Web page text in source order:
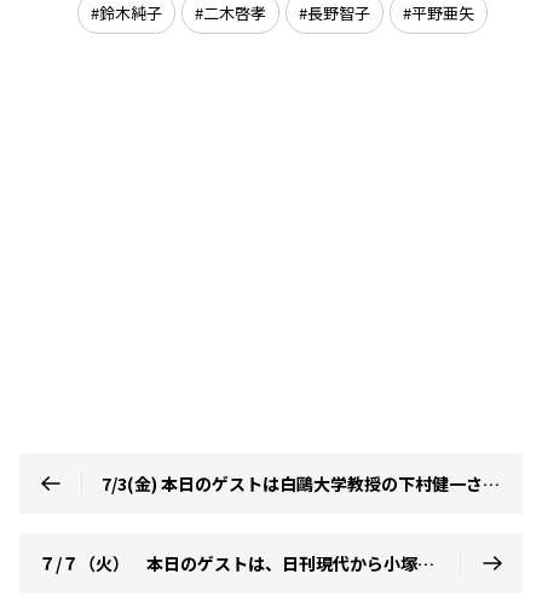
鈴木純子 二木啓孝 長野智子 平野亜矢
7/3(金) 本日のゲストは白鷗大学教授の下村健一さん、獨協大学教授の山口誠さんでした！！
７/７（火） 本日のゲストは、日刊現代から小塚かおるさん、ベーシストの成瀬喜博さん、日刊スポーツの佐々木一郎さんでした！